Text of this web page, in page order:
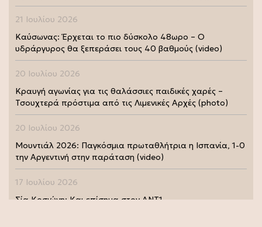
21 Ιουλίου 2026
Καύσωνας: Έρχεται το πιο δύσκολο 48ωρο – Ο
υδράργυρος θα ξεπεράσει τους 40 βαθμούς (video)
20 Ιουλίου 2026
Κραυγή αγωνίας για τις θαλάσσιες παιδικές χαρές –
Τσουχτερά πρόστιμα από τις Λιμενικές Αρχές (photo)
20 Ιουλίου 2026
Μουντιάλ 2026: Παγκόσμια πρωταθλήτρια η Ισπανία, 1-0
την Αργεντινή στην παράταση (video)
17 Ιουλίου 2026
Σία Κοσιώνη: Και επίσημα στον ΑΝΤ1